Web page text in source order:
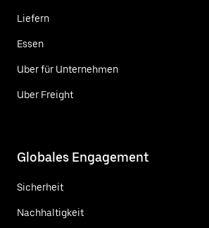
Liefern
Essen
Uber für Unternehmen
Uber Freight
Globales Engagement
Sicherheit
Nachhaltigkeit